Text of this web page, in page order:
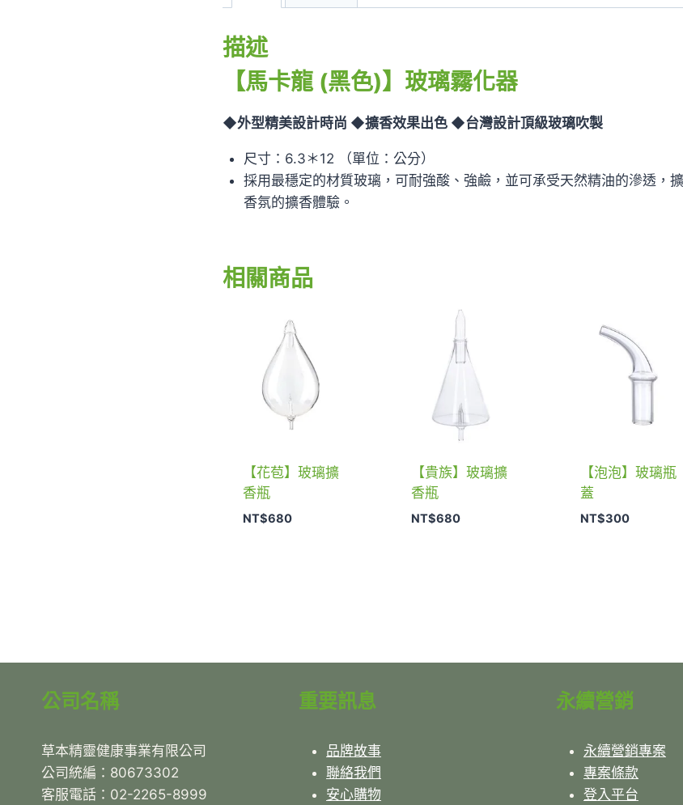
描述
【馬卡龍 (黑色)】玻璃霧化器
◆外型精美設計時尚 ◆擴香效果出色 ◆台灣設計頂級玻璃吹製
尺寸：6.3＊12 （單位：公分）
採用最穩定的材質玻璃，可耐強酸、強鹼，並可承受天然精油的滲透，
香氛的擴香體驗。
相關商品
【花苞】玻璃擴
香瓶
NT$680
【貴族】玻璃擴
香瓶
NT$680
【泡泡】玻璃瓶
蓋
NT$300
公司名稱
草本精靈健康事業有限公司
公司統編：80673302
客服電話：02-2265-8999
重要訊息
品牌故事
聯絡我們
安心購物
永續營銷
永續營銷專案
專案條款
登入平台